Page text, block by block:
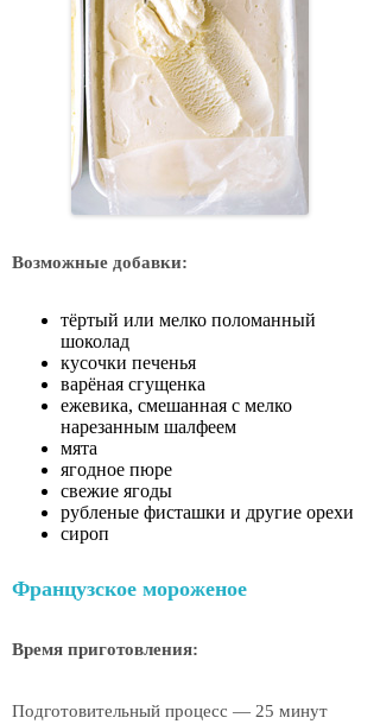
Возможные добавки:
тёртый или мелко поломанный
шоколад
кусочки печенья
варёная сгущенка
ежевика, смешанная с мелко
нарезанным шалфеем
мята
ягодное пюре
свежие ягоды
рубленые фисташки и другие орехи
сироп
Французское мороженое
Время приготовления:
Подготовительный процесс — 25 минут